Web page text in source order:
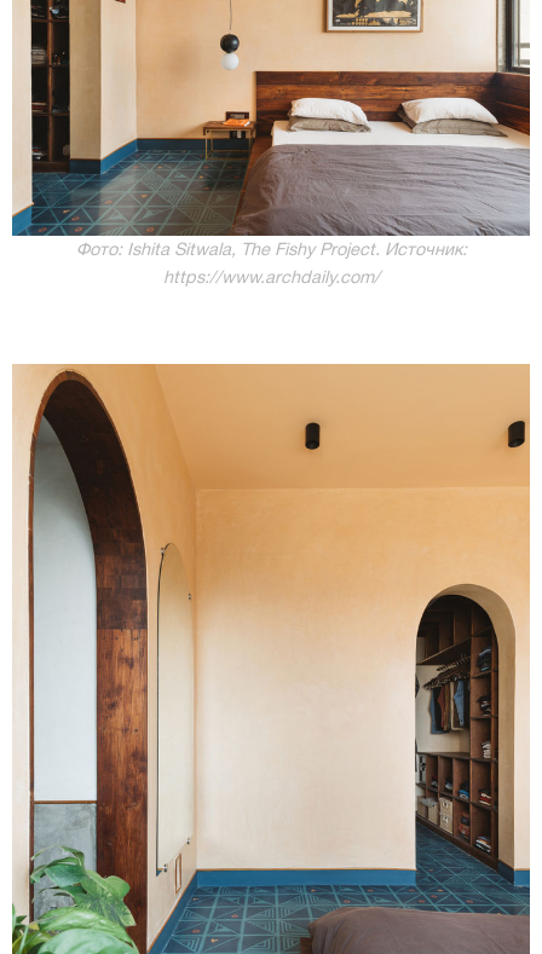
Фото: Ishita Sitwala, The Fishy Project. Источник:
https://www.archdaily.com/